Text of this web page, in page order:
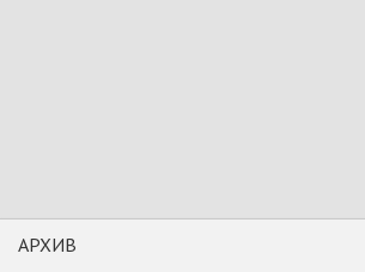
АРХИВ